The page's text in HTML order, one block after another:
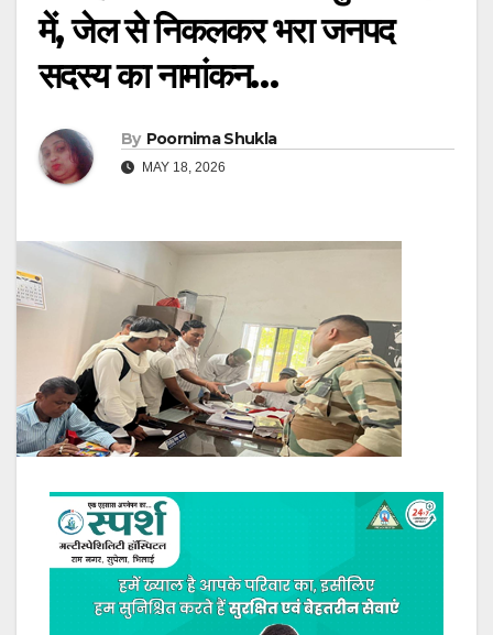
में, जेल से निकलकर भरा जनपद
सदस्य का नामांकन…
By Poornima Shukla
MAY 18, 2026